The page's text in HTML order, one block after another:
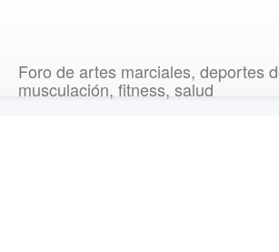
Foro de artes marciales, deportes
musculación, fitness, salud